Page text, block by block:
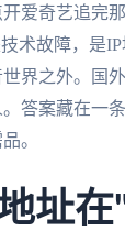
爱奇艺追完
术故障，是
界之外。国
答案藏在一
。
址